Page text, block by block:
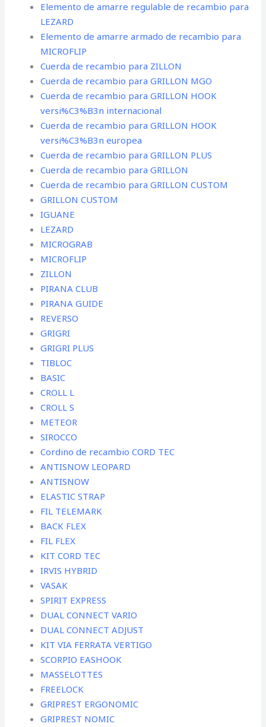
Elemento de amarre regulable de recambio para
LEZARD
Elemento de amarre armado de recambio para
MICROFLIP
Cuerda de recambio para ZILLON
Cuerda de recambio para GRILLON MGO
Cuerda de recambio para GRILLON HOOK
versi%C3%B3n internacional
Cuerda de recambio para GRILLON HOOK
versi%C3%B3n europea
Cuerda de recambio para GRILLON PLUS
Cuerda de recambio para GRILLON
Cuerda de recambio para GRILLON CUSTOM
GRILLON CUSTOM
IGUANE
LEZARD
MICROGRAB
MICROFLIP
ZILLON
PIRANA CLUB
PIRANA GUIDE
REVERSO
GRIGRI
GRIGRI PLUS
TIBLOC
BASIC
CROLL L
CROLL S
METEOR
SIROCCO
Cordino de recambio CORD TEC
ANTISNOW LEOPARD
ANTISNOW
ELASTIC STRAP
FIL TELEMARK
BACK FLEX
FIL FLEX
KIT CORD TEC
IRVIS HYBRID
VASAK
SPIRIT EXPRESS
DUAL CONNECT VARIO
DUAL CONNECT ADJUST
KIT VIA FERRATA VERTIGO
SCORPIO EASHOOK
MASSELOTTES
FREELOCK
GRIPREST ERGONOMIC
GRIPREST NOMIC